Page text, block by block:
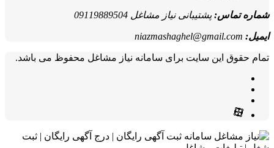
شماره تماس:پشتیبانی نیاز مشاغل 09119889504
ایمیل: niazmashaghel@gmail.com
تمام حقوق این سایت برای سامانه نیاز مشاغل محفوظ می باشد.